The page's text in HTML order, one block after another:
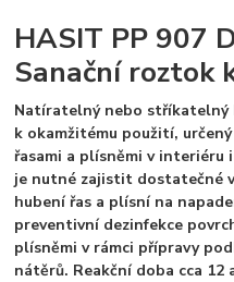
HASIT PP 907
Sanační roztok
Natíratelný nebo
k okamžitému použití,
řasami a plísněmi v
je nutné zajistit dostatečné
hubení řas a plísní na
preventivní dezinfekce
plísněmi v rámci přípravy
nátěrů. Reakční doba cca 12